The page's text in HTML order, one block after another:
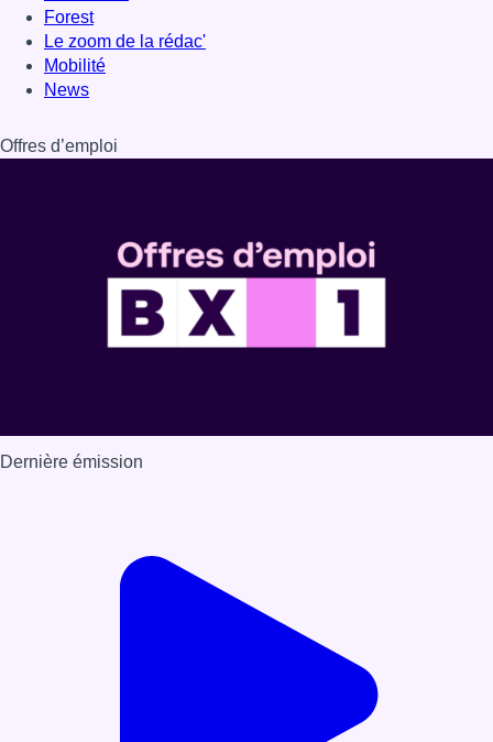
Forest
Le zoom de la rédac'
Mobilité
News
Offres d’emploi
Dernière émission